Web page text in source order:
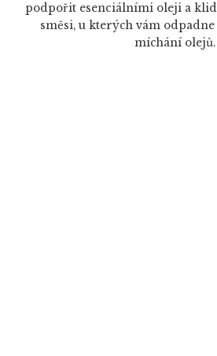
podpořit esenciálními oleji a
směsi, u kterých vám
míchání olejů.